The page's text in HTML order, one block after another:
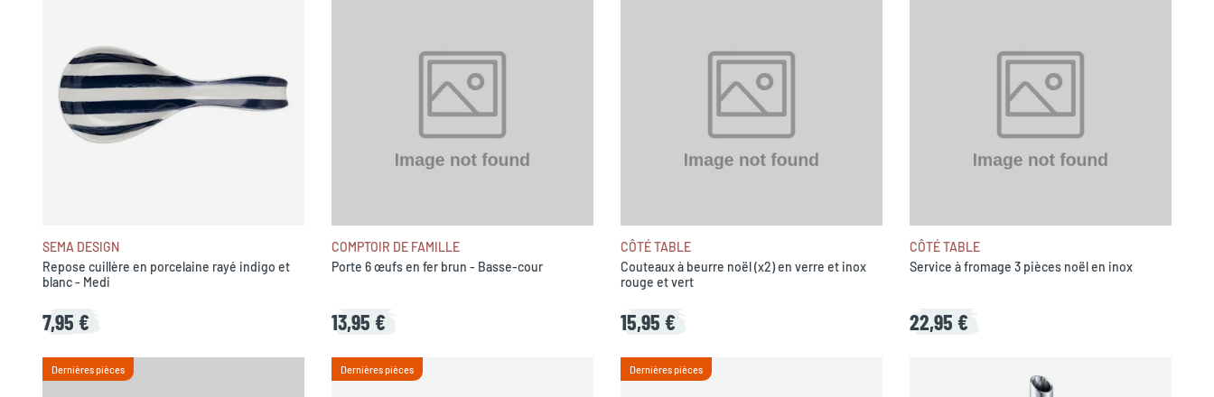
SEMA DESIGN
Repose cuillère en porcelaine rayé indigo et
blanc - Medi
7,95 €
COMPTOIR DE FAMILLE
Porte 6 œufs en fer brun - Basse-cour
13,95 €
CÔTÉ TABLE
Couteaux à beurre noël (x2) en verre et inox
rouge et vert
15,95 €
CÔTÉ TABLE
Service à fromage 3 pièces noël en inox
22,95 €
Dernières pièces Dernières pièces Dernières pièces